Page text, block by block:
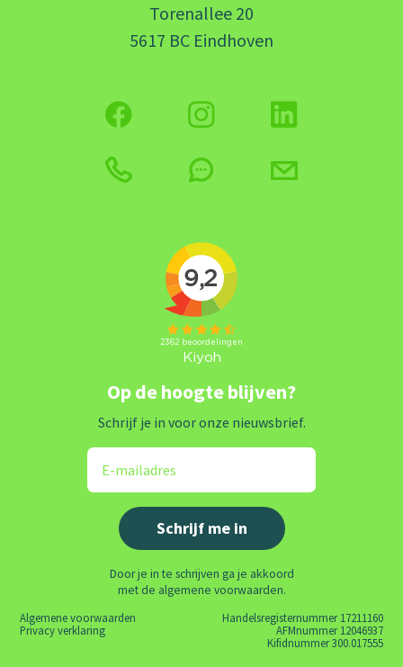
Torenallee 20
5617 BC Eindhoven
Op de hoogte blijven?
Schrijf je in voor onze nieuwsbrief.
Door je in te schrijven ga je akkoord
met de algemene voorwaarden.
Algemene voorwaarden
Privacy verklaring
Handelsregisternummer 17211160
AFMnummer 12046937
Kifidnummer 300.017555